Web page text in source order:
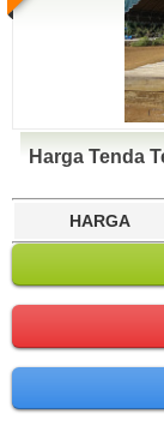
Harga Tenda
HARGA